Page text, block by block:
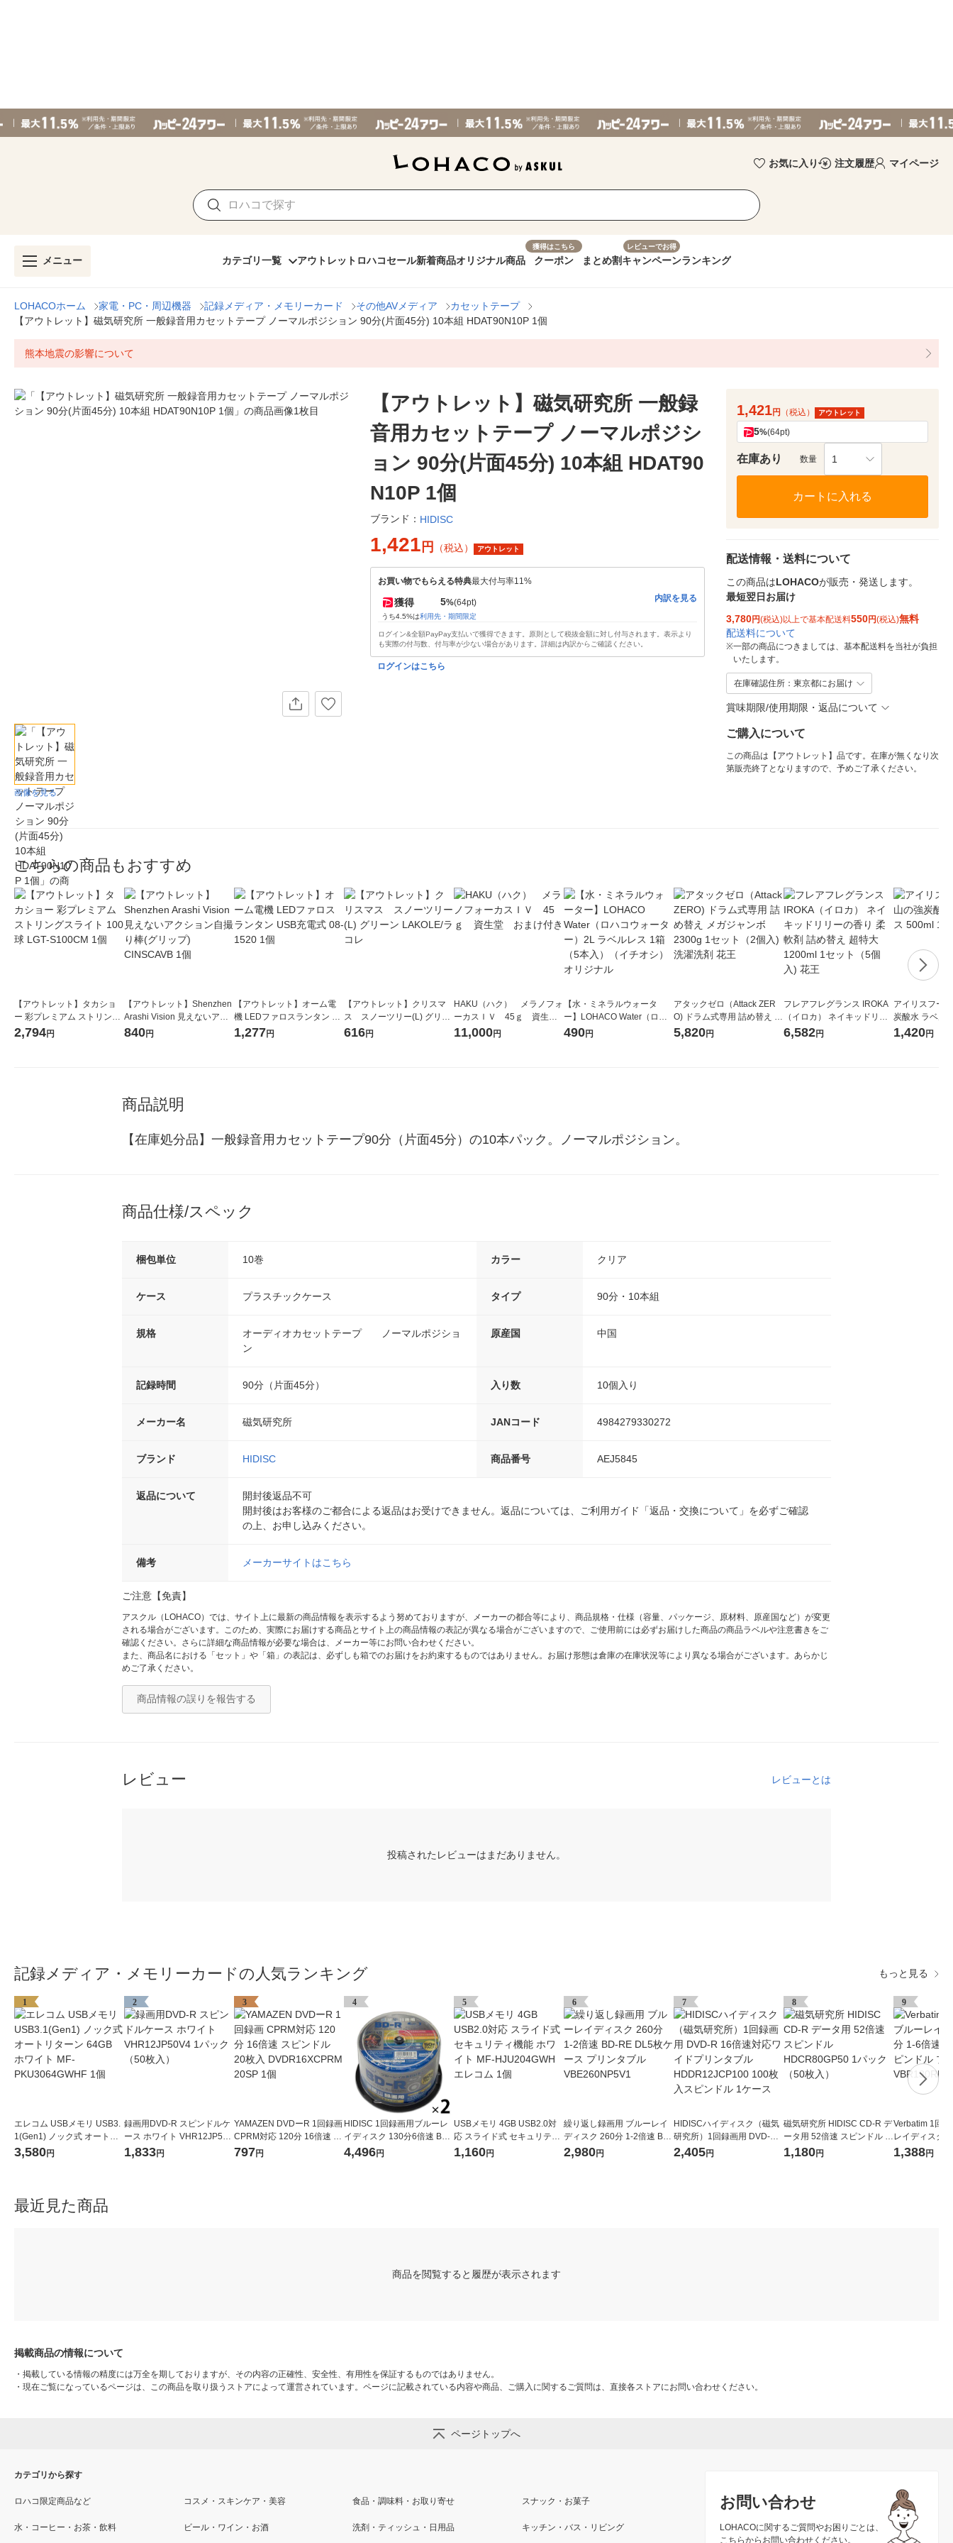
お気に入り 注文履歴 マイページ
メニュー カテゴリ一覧 アウトレット ロハコセール新着商品オリジナル商品
獲得はこちら
クーポン まとめ割
レビューでお得
キャンペーンランキング
LOHACOホーム 家電・PC・周辺機器 記録メディア・メモリーカード その他AVメディア
カセットテープ
【アウトレット】磁気研究所 一般録音用カセットテープ ノーマルポジション 90分(片面45分) 10本組 HDAT90N10P 1個
熊本地震の影響について
画像を見る
【アウトレット】磁気研究所 一般録
音用カセットテープ ノーマルポジシ
ョン 90分(片面45分) 10本組 HDAT90
N10P 1個
ブランド： HIDISC
1,421 円 （税込） アウトレット
お買い物でもらえる特典最大付与率11%
獲得 5%(64pt)
うち4.5%は利用先・期間限定
内訳を見る
ログイン&全額PayPay支払いで獲得できます。原則として税抜金額に対し付与されます。表示より
も実際の付与数、付与率が少ない場合があります。詳細は内訳からご確認ください。
ログインはこちら
1,421円 （税込） アウトレット
5%(64pt)
在庫あり 数量 1
カートに入れる
配送情報・送料について
この商品はLOHACOが販売・発送します。
最短翌日お届け
3,780円(税込)以上で基本配送料550円(税込)無料
配送料について
※一部の商品につきましては、基本配送料を当社が負担
いたします。
在庫確認住所：東京都にお届け
賞味期限/使用期限・返品について
ご購入について
この商品は【アウトレット】品です。在庫が無くなり次
第販売終了となりますので、予めご了承ください。
こちらの商品もおすすめ
【アウトレット】タカショ
ー 彩プレミアム ストリング
スライト 100球 LGT-S100C
2,794円
【アウトレット】Shenzhen
Arashi Vision 見えないアク
ション自撮り棒(グリップ) CI
840円
【アウトレット】オーム電
機 LEDファロスランタン US
B充電式 08-1520 1個
1,277円
【アウトレット】クリスマ
ス スノーツリー(L) グリー
ン LAKOLE/ラコレ
616円
HAKU（ハク） メラノフォ
ーカスＩＶ 45ｇ 資生
堂 おまけ付き
11,000円
【水・ミネラルウォータ
ー】LOHACO Water（ロハ
コウォーター）2L ラベルレ
490円
アタックゼロ（Attack ZER
O) ドラム式専用 詰め替え メ
ガジャンボ 2300g 1セット
5,820円
フレアフレグランス IROKA
（イロカ） ネイキッドリリ
ーの香り 柔軟剤 詰め替え 超
6,582円
アイリスフー
炭酸水 ラベル
箱（24本入）
1,420円
商品説明
【在庫処分品】一般録音用カセットテープ90分（片面45分）の10本パック。ノーマルポジション。
商品仕様/スペック
梱包単位 10巻 カラー クリア
ケース プラスチックケース タイプ 90分・10本組
規格
オーディオカセットテープ ノーマルポジショ
ン
原産国 中国
記録時間 90分（片面45分） 入り数 10個入り
メーカー名 磁気研究所 JANコード 4984279330272
ブランド HIDISC 商品番号 AEJ5845
返品について
開封後返品不可
開封後はお客様のご都合による返品はお受けできません。返品については、ご利用ガイド「返品・交換について」を必ずご確認
の上、お申し込みください。
備考 メーカーサイトはこちら
ご注意【免責】
アスクル（LOHACO）では、サイト上に最新の商品情報を表示するよう努めておりますが、メーカーの都合等により、商品規格・仕様（容量、パッケージ、原材料、原産国など）が変更
される場合がございます。このため、実際にお届けする商品とサイト上の商品情報の表記が異なる場合がございますので、ご使用前には必ずお届けした商品の商品ラベルや注意書きをご
確認ください。さらに詳細な商品情報が必要な場合は、メーカー等にお問い合わせください。
また、商品名における「セット」や「箱」の表記は、必ずしも箱でのお届けをお約束するものではありません。お届け形態は倉庫の在庫状況等により異なる場合がございます。あらかじ
めご了承ください。
商品情報の誤りを報告する
レビュー レビューとは
投稿されたレビューはまだありません。
記録メディア・メモリーカードの人気ランキング もっと見る
1
エレコム USBメモリ USB3.
1(Gen1) ノック式 オートリ
ターン 64GB ホワイト MF-P
3,580円
2
録画用DVD-R スピンドルケ
ース ホワイト VHR12JP50V
4 1パック（50枚入）
1,833円
3
YAMAZEN DVDーR 1回録画
CPRM対応 120分 16倍速 ス
ピンドル 20枚入 DVDR16X
797円
4
HIDISC 1回録画用ブルーレ
イディスク 130分6倍速 BD-
R25GB ホワイトプリンタブ
4,496円
5
USBメモリ 4GB USB2.0対
応 スライド式 セキュリティ
機能 ホワイト MF-HJU204G
1,160円
6
繰り返し録画用 ブルーレイ
ディスク 260分 1-2倍速 BD-
RE DL5枚ケース プリンタブ
2,980円
7
HIDISCハイディスク（磁気
研究所）1回録画用 DVD-R 1
6倍速対応ワイドプリンタブ
2,405円
8
磁気研究所 HIDISC CD-R デ
ータ用 52倍速 スピンドル H
DCR80GP50 1パック（50
1,180円
9
Verbatim 1回
レイディスク
BD-R 20枚ス
1,388円
最近見た商品
商品を閲覧すると履歴が表示されます
掲載商品の情報について
・ 掲載している情報の精度には万全を期しておりますが、その内容の正確性、安全性、有用性を保証するものではありません。
・ 現在ご覧になっているページは、この商品を取り扱うストアによって運営されています。ページに記載されている内容や商品、ご購入に関するご質問は、直接各ストアにお問い合わせください。
ページトップへ
お問い合わせ
LOHACOに関するご質問やお困りごとは、
こちらからお問い合わせください。
カテゴリから探す
ロハコ限定商品など コスメ・スキンケア・美容 食品・調味料・お取り寄せ スナック・お菓子
水・コーヒー・お茶・飲料 ビール・ワイン・お酒 洗剤・ティッシュ・日用品 キッチン・バス・リビング